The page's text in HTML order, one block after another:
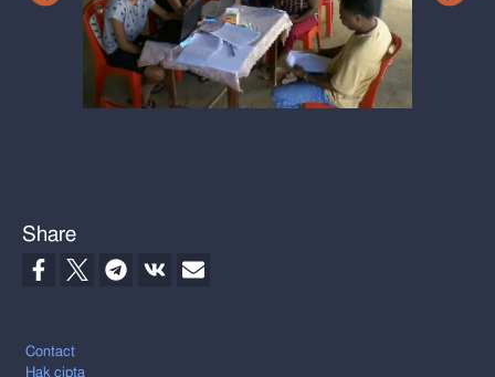
Share
Footer
Contact
Hak cipta